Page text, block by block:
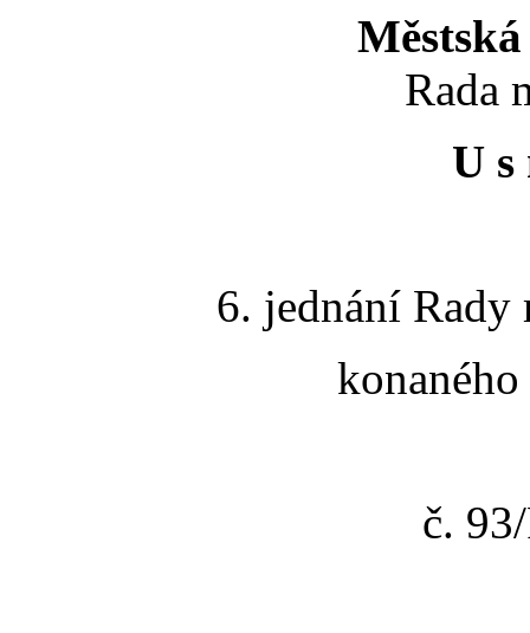
Rada
U s
6. jednání Rady
č.